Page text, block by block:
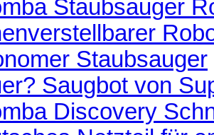
Staubsauger
Staubsauger
Saugbot von
Discovery